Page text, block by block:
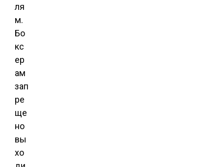
ля
м.
Бо
кс
ер
ам
зап
ре
ще
но
вы
хо